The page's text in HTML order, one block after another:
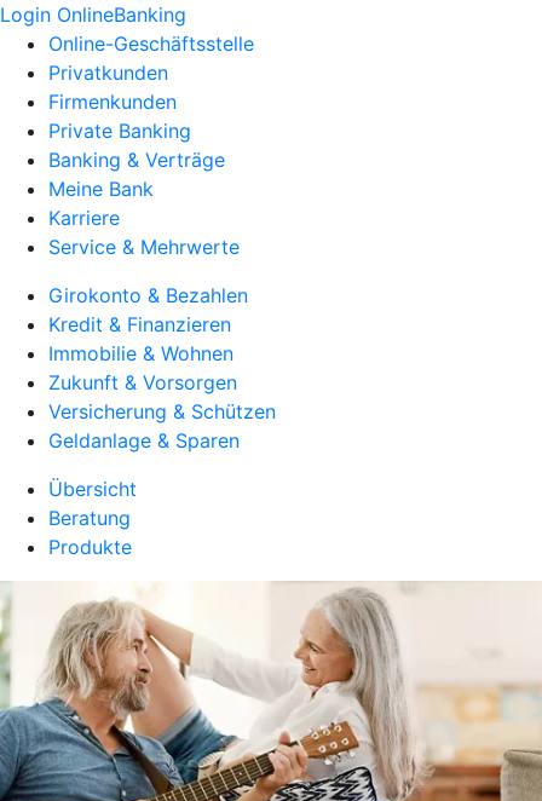
Login OnlineBanking
Online-Geschäftsstelle
Privatkunden
Firmenkunden
Private Banking
Banking & Verträge
Meine Bank
Karriere
Service & Mehrwerte
Girokonto & Bezahlen
Kredit & Finanzieren
Immobilie & Wohnen
Zukunft & Vorsorgen
Versicherung & Schützen
Geldanlage & Sparen
Übersicht
Beratung
Produkte